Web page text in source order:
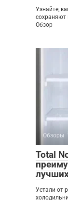
Узнайте,
сохраняют
Обзор
Обзоры
Total
Устали от